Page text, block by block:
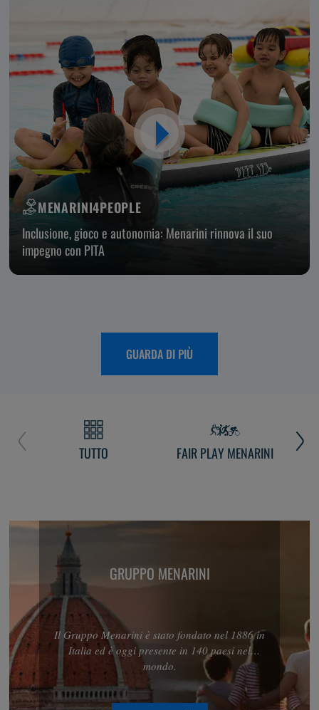
MENARINI4PEOPLE
Inclusione, gioco e autonomia: Menarini rinnova il suo
impegno con PITA
GUARDA DI PIÙ
TUTTO FAIR PLAY MENARINI
GRUPPO MENARINI
Il Gruppo Menarini è stato fondato nel 1886 in
Italia ed è oggi presente in 140 paesi nel
mondo.